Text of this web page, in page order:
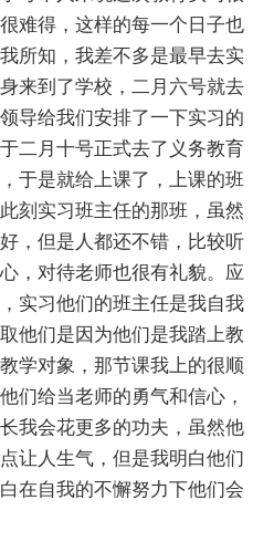
难得，这样的每一个日子也
所知，我差不多是最早去实
来到了学校，二月六号就去
导给我们安排了一下实习的
二月十号正式去了义务教育
于是就给上课了，上课的班
刻实习班主任的那班，虽然
，但是人都还不错，比较听
，对待老师也很有礼貌。应
实习他们的班主任是我自我
他们是因为他们是我踏上教
学对象，那节课我上的很顺
们给当老师的勇气和信心，
我会花更多的功夫，虽然他
让人生气，但是我明白他们
在自我的不懈努力下他们会